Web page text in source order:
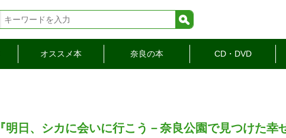
オススメ本 奈良の本 CD・DVD
『明日、シカに会いに行こう－奈良公園で見つけた